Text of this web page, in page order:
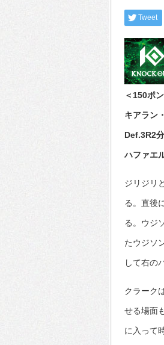
Tweet
＜150ポ
キアラン
Def.3R2
ハファエ
ジリジリ
る。直後
る。ウジ
たウジソ
して右の
クラーク
せる場面
に入って